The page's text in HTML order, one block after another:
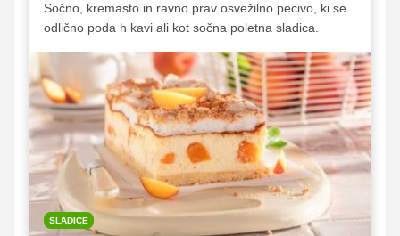
Sočno, kremasto in ravno prav osvežilno pecivo, ki se
odlično poda h kavi ali kot sočna poletna sladica.
SLADICE